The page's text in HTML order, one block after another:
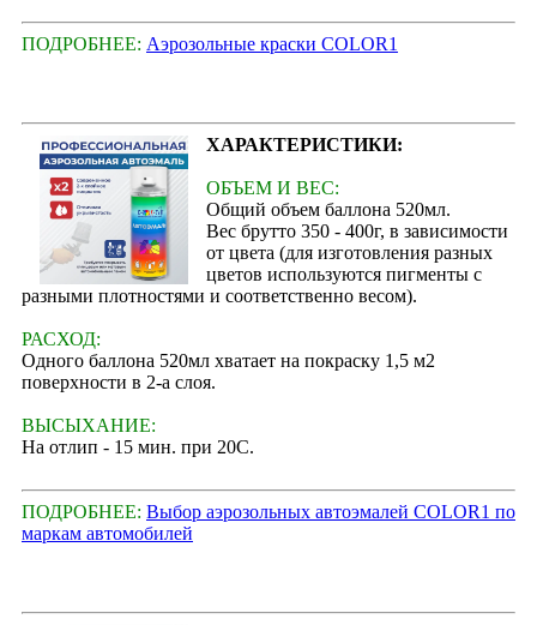
ПОДРОБНЕЕ: Аэрозольные краски COLOR1
ХАРАКТЕРИСТИКИ:
ОБЪЕМ И ВЕС:
Общий объем баллона 520мл.
Вес брутто 350 - 400г, в зависимости
от цвета (для изготовления разных
цветов используются пигменты с
разными плотностями и соответственно весом).
РАСХОД:
Одного баллона 520мл хватает на покраску 1,5 м2
поверхности в 2-а слоя.
ВЫСЫХАНИЕ:
На отлип - 15 мин. при 20С.
ПОДРОБНЕЕ: Выбор аэрозольных автоэмалей COLOR1 по
маркам автомобилей